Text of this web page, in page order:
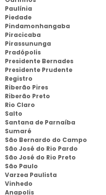
Paulínia
Piedade
Pindamonhangaba
Piracicaba
Pirassununga
Pradópolis
Presidente Bernades
Presidente Prudente
Registro
Riberão Pires
Riberão Preto
Rio Claro
Salto
Santana de Parnaíba
Sumaré
São Bernardo do Campo
São José do Rio Pardo
São José do Rio Preto
São Paulo
Varzea Paulista
Vinhedo
Anapolis